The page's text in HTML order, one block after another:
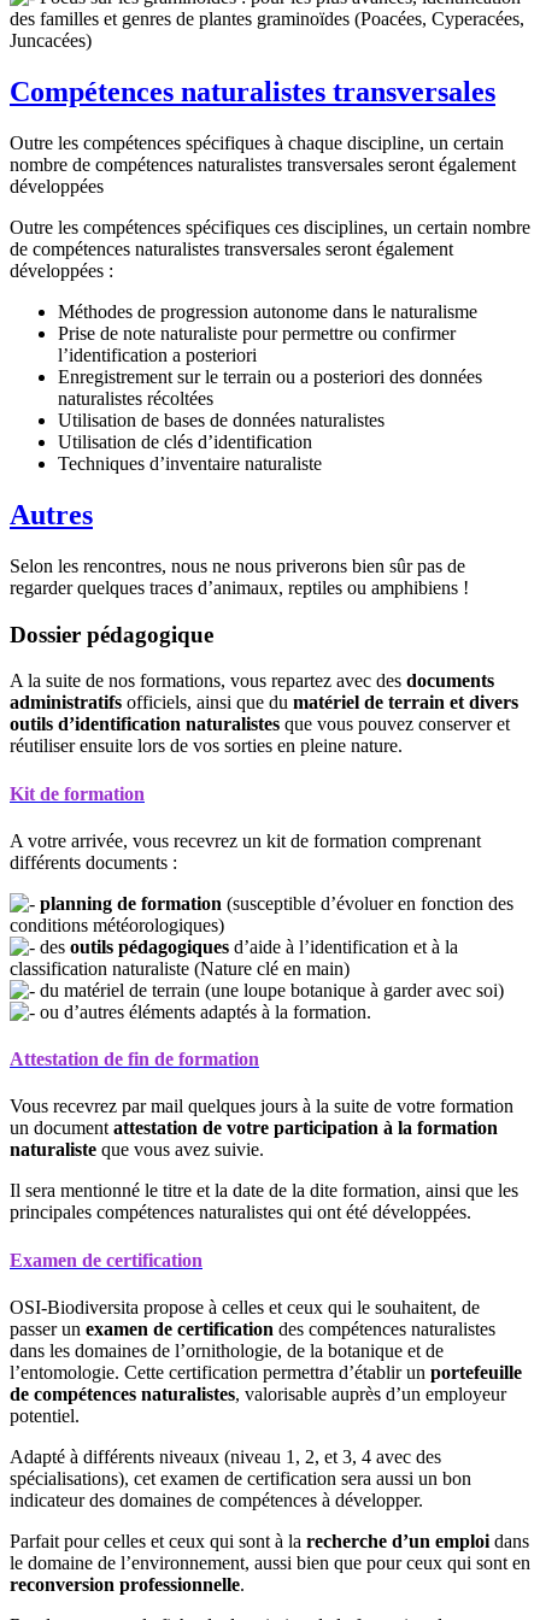
des familles et genres de plantes graminoïdes (Poacées, Cyperacées,
Juncacées)
Compétences naturalistes transversales
Outre les compétences spécifiques à chaque discipline, un certain
nombre de compétences naturalistes transversales seront également
développées
Outre les compétences spécifiques ces disciplines, un certain nombre
de compétences naturalistes transversales seront également
développées :
Méthodes de progression autonome dans le naturalisme
Prise de note naturaliste pour permettre ou confirmer
l’identification a posteriori
Enregistrement sur le terrain ou a posteriori des données
naturalistes récoltées
Utilisation de bases de données naturalistes
Utilisation de clés d’identification
Techniques d’inventaire naturaliste
Autres
Selon les rencontres, nous ne nous priverons bien sûr pas de
regarder quelques traces d’animaux, reptiles ou amphibiens !
Dossier pédagogique
A la suite de nos formations, vous repartez avec des documents
administratifs officiels, ainsi que du matériel de terrain et divers
outils d’identification naturalistes que vous pouvez conserver et
réutiliser ensuite lors de vos sorties en pleine nature.
Kit de formation
A votre arrivée, vous recevrez un kit de formation comprenant
différents documents :
planning de formation (susceptible d’évoluer en fonction des
conditions météorologiques)
des outils pédagogiques d’aide à l’identification et à la
classification naturaliste (Nature clé en main)
du matériel de terrain (une loupe botanique à garder avec soi)
ou d’autres éléments adaptés à la formation.
Attestation de fin de formation
Vous recevrez par mail quelques jours à la suite de votre formation
un document attestation de votre participation à la formation
naturaliste que vous avez suivie.
Il sera mentionné le titre et la date de la dite formation, ainsi que les
principales compétences naturalistes qui ont été développées.
Examen de certification
OSI-Biodiversita propose à celles et ceux qui le souhaitent, de
passer un examen de certification des compétences naturalistes
dans les domaines de l’ornithologie, de la botanique et de
l’entomologie. Cette certification permettra d’établir un portefeuille
de compétences naturalistes, valorisable auprès d’un employeur
potentiel.
Adapté à différents niveaux (niveau 1, 2, et 3, 4 avec des
spécialisations), cet examen de certification sera aussi un bon
indicateur des domaines de compétences à développer.
Parfait pour celles et ceux qui sont à la recherche d’un emploi dans
le domaine de l’environnement, aussi bien que pour ceux qui sont en
reconversion professionnelle.